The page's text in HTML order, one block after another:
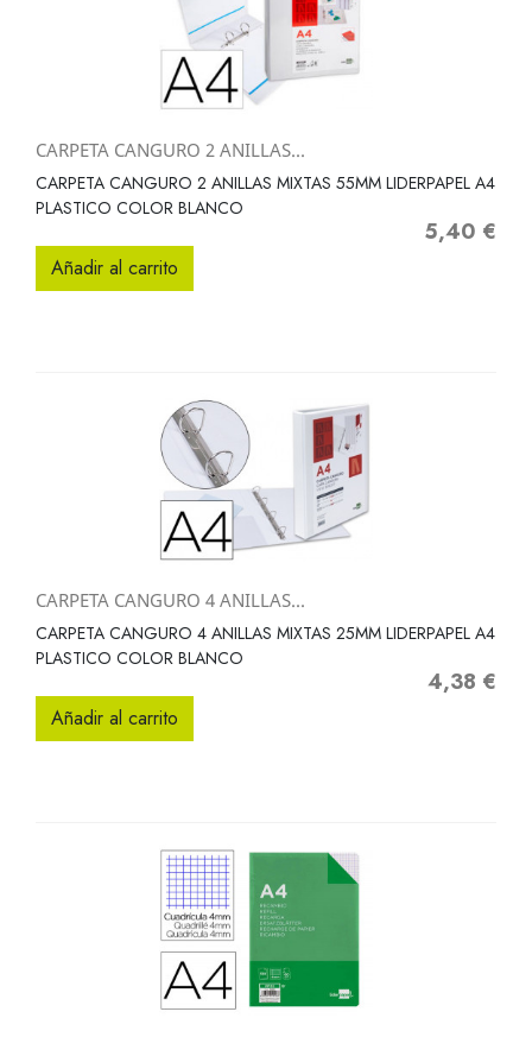
CARPETA CANGURO 2 ANILLAS...
CARPETA CANGURO 2 ANILLAS MIXTAS 55MM LIDERPAPEL A4
PLASTICO COLOR BLANCO
Precio
5,40 €
Añadir al carrito
CARPETA CANGURO 4 ANILLAS...
CARPETA CANGURO 4 ANILLAS MIXTAS 25MM LIDERPAPEL A4
PLASTICO COLOR BLANCO
Precio
4,38 €
Añadir al carrito